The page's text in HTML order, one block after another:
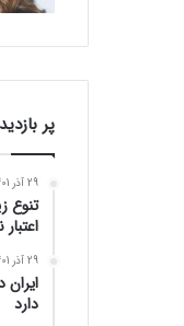
پر
29 آذر 1401
اعتبار
29 آذر 1401
دارد